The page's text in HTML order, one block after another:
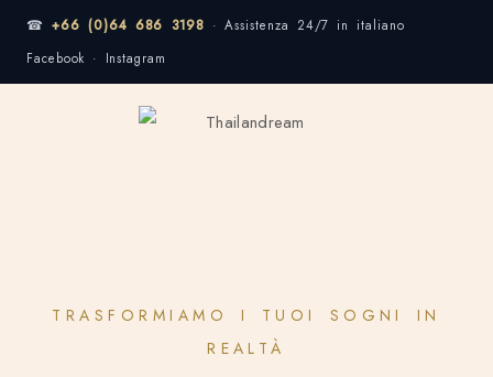
☎+66 (0)64 686 3198 · Assistenza 24/7 in italiano
Facebook · Instagram
TRASFORMIAMO I TUOI SOGNI IN
REALTÀ